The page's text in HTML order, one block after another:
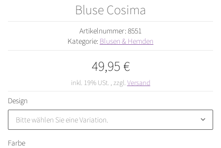
Bluse Cosima
Artikelnummer: 8551
Kategorie: Blusen & Hemden
49,95 €
inkl. 19% USt. , zzgl. Versand
Design
Bitte wählen Sie eine Variation.
Farbe